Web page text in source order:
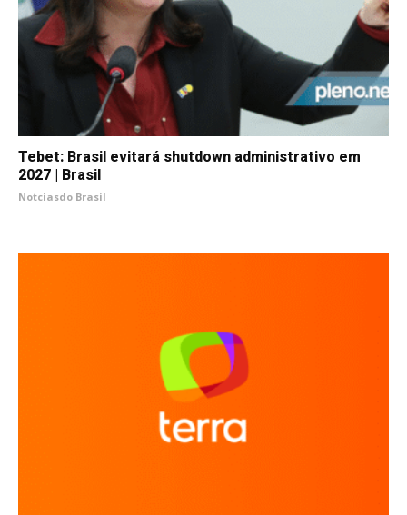
Tebet: Brasil evitará shutdown administrativo em
2027 | Brasil
Notciasdo Brasil